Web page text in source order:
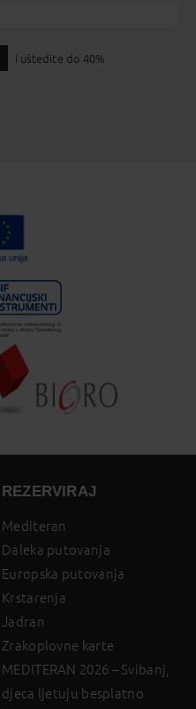
i uštedite do 40%
REZERVIRAJ
Mediteran
Daleka putovanja
Europska putovanja
Krstarenja
Jadran
Zrakoplovne karte
MEDITERAN 2026 – Svibanj,
djeca ljetuju besplatno